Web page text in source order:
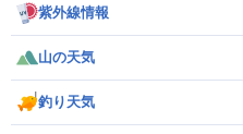
紫外線情報
山の天気
釣り天気